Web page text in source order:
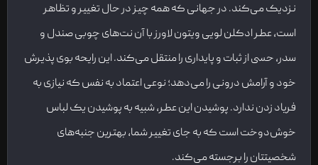
نزدیک می‌کند. در جهانی که همه چیز در حال تغییر و تظاهر
است، عطر ادکلن لویی ویتون لاورز با آن نت‌های چوبی صندل و
سدر، حسی از ثبات و پایداری را منتقل می‌کند. این رایحه بوی پذیرش
خود و آرامش درونی را می‌دهد؛ نوعی اعتماد به نفس که نیازی به
فریاد زدن ندارد. پوشیدن این عطر، شبیه به پوشیدن یک لباس
خوش‌دوخت است که به جای تغییر شما، بهترین جنبه‌های
شخصیتتان را برجسته می‌کند.